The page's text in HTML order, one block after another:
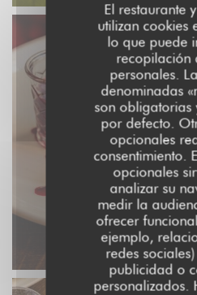
El restaurante
utilizan cookies
lo que puede
recopilación
personales.
denominadas
son obligatorias
por defecto.
opcionales
consentimiento.
opcionales
analizar su
medir la
ofrecer
ejemplo,
redes
publicidad o
personalizados.